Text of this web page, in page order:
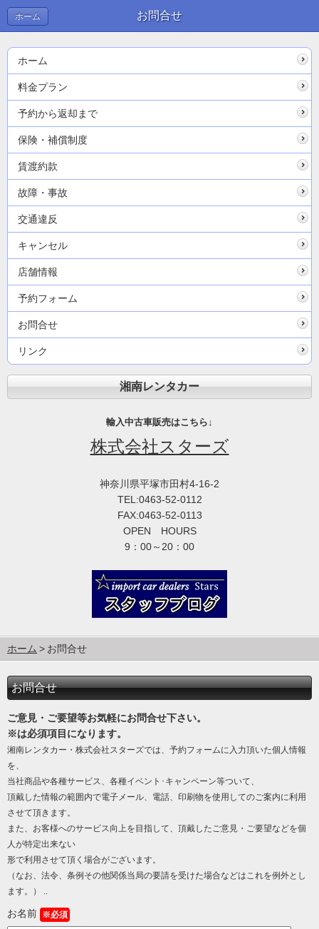
お問合せ
ホーム
ホーム
料金プラン
予約から返却まで
保険・補償制度
賃渡約款
故障・事故
交通違反
キャンセル
店舗情報
予約フォーム
お問合せ
リンク
湘南レンタカー
輸入中古車販売はこちら↓
株式会社スターズ
神奈川県平塚市田村4-16-2
TEL:0463-52-0112
FAX:0463-52-0113
OPEN HOURS
9：00～20：00
ホーム お問合せ
お問合せ
ご意見・ご要望等お気軽にお問合せ下さい。
※は必須項目になります。
湘南レンタカー・株式会社スターズでは、予約フォームに入力頂いた個人情報
を、
当社商品や各種サービス、各種イベント･キャンペーン等ついて、
頂戴した情報の範囲内で電子メール、電話、印刷物を使用してのご案内に利用
させて頂きます。
また、お客様へのサービス向上を目指して、頂戴したご意見・ご要望などを個
人が特定出来ない
形で利用させて頂く場合がございます。
（なお、法令、条例その他関係当局の要請を受けた場合などはこれを例外とし
ます。） ..
お名前 ※必須